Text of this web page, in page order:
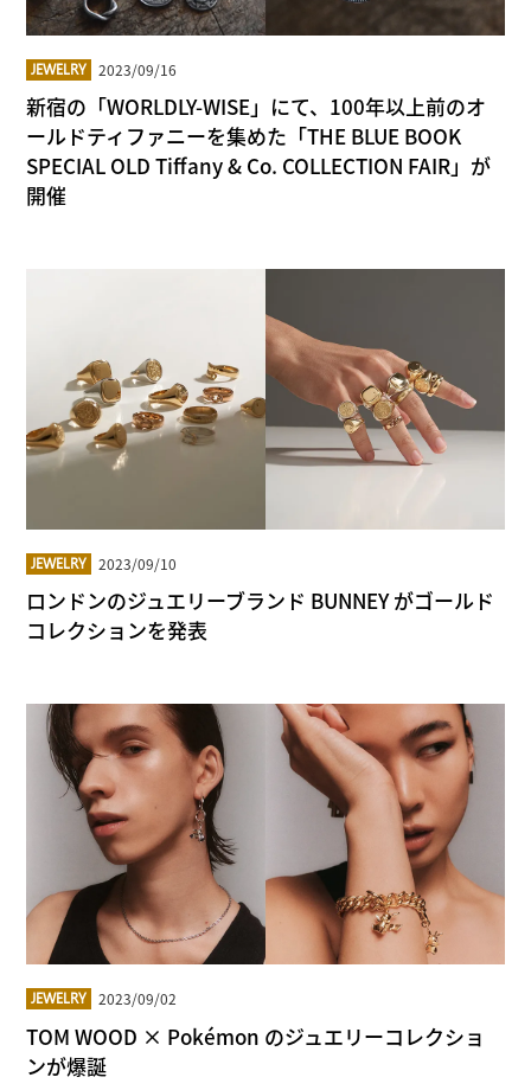
JEWELRY 2023/09/16
新宿の「WORLDLY-WISE」にて、100年以上前のオ
ールドティファニーを集めた「THE BLUE BOOK
SPECIAL OLD Tiffany & Co. COLLECTION FAIR」が
開催
JEWELRY 2023/09/10
ロンドンのジュエリーブランド BUNNEY がゴールド
コレクションを発表
JEWELRY 2023/09/02
TOM WOOD × Pokémon のジュエリーコレクショ
ンが爆誕